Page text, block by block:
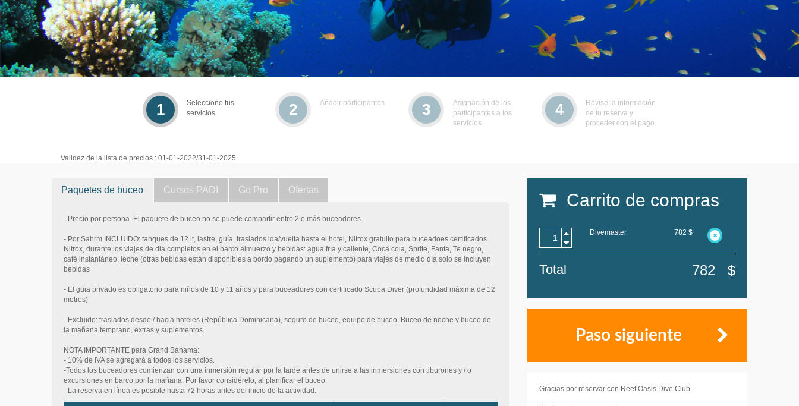
1
Seleccione tus
servicios
2 Añadir participantes 3
Asignación de los
participantes a los
servicios
4
Revise la información
de tu reserva y
proceder con el pago
Validez de la lista de precios : 01-01-2022/31-01-2025
Paquetes de buceo Cursos PADI Go Pro Ofertas
- Precio por persona. El paquete de buceo no se puede compartir entre 2 o más buceadores.
- Por Sahrm INCLUIDO: tanques de 12 lt, lastre, guía, traslados ida/vuelta hasta el hotel, Nitrox gratuito para buceadoes certificados
Nitrox, durante los viajes de dia completos en el barco almuerzo y bebidas: agua fría y caliente, Coca cola, Sprite, Fanta, Te negro,
café instantáneo, leche (otras bebidas están disponibles a bordo pagando un suplemento) para viajes de medio día solo se incluyen
bebidas
- El guia privado es obligatorio para niños de 10 y 11 años y para buceadores con certificado Scuba Diver (profundidad máxima de 12
metros)
- Excluido: traslados desde / hacia hoteles (República Dominicana), seguro de buceo, equipo de buceo, Buceo de noche y buceo de
la mañana temprano, extras y suplementos.
NOTA IMPORTANTE para Grand Bahama:
- 10% de IVA se agregará a todos los servicios.
-Todos los buceadores comienzan con una inmersión regular por la tarde antes de unirse a las inmersiones con tiburones y / o
excursiones en barco por la mañana. Por favor considérelo, al planificar el buceo.
- La reserva en línea es posible hasta 72 horas antes del inicio de la actividad.
Carrito de compras
Divemaster 782 $
Total 782 $
Paso siguiente
Gracias por reservar con Reef Oasis Dive Club.